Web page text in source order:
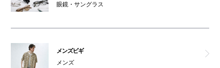
眼鏡・サングラス
メンズビギ
メンズ